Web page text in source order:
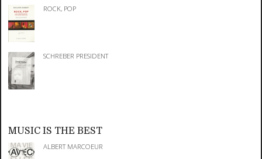
ROCK, POP
SCHREBER PRESIDENT
MUSIC IS THE BEST
ALBERT MARCOEUR